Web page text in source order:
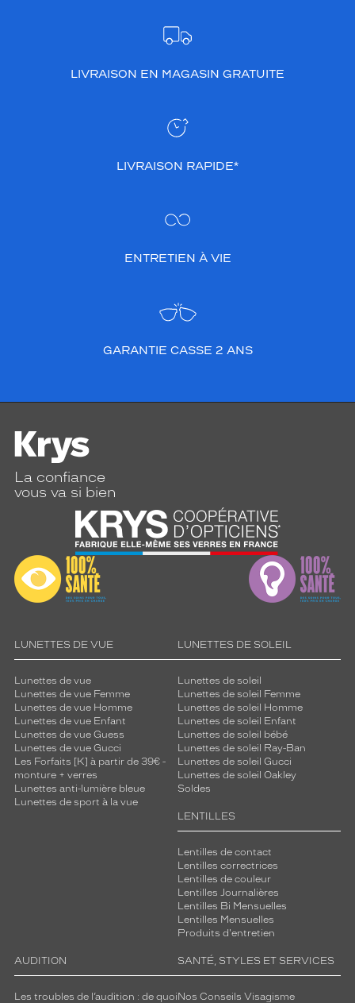
LIVRAISON EN MAGASIN GRATUITE
LIVRAISON RAPIDE*
ENTRETIEN À VIE
GARANTIE CASSE 2 ANS
La confiance
vous va si bien
LUNETTES DE VUE
Lunettes de vue
Lunettes de vue Femme
Lunettes de vue Homme
Lunettes de vue Enfant
Lunettes de vue Guess
Lunettes de vue Gucci
Les Forfaits [K] à partir de 39€ -
monture + verres
Lunettes anti-lumière bleue
Lunettes de sport à la vue
LUNETTES DE SOLEIL
Lunettes de soleil
Lunettes de soleil Femme
Lunettes de soleil Homme
Lunettes de soleil Enfant
Lunettes de soleil bébé
Lunettes de soleil Ray-Ban
Lunettes de soleil Gucci
Lunettes de soleil Oakley
Soldes
LENTILLES
Lentilles de contact
Lentilles correctrices
Lentilles de couleur
Lentilles Journalières
Lentilles Bi Mensuelles
Lentilles Mensuelles
Produits d'entretien
AUDITION
Les troubles de l’audition : de quoi
SANTÉ, STYLES ET SERVICES
Nos Conseils Visagisme